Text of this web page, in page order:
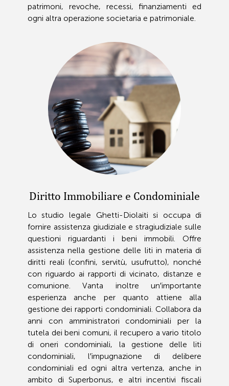
patrimoni, revoche, recessi, finanziamenti ed
ogni altra operazione societaria e patrimoniale.
Diritto Immobiliare e Condominiale
Lo studio legale Ghetti-Diolaiti si occupa di
fornire assistenza giudiziale e stragiudiziale sulle
questioni riguardanti i beni immobili. Offre
assistenza nella gestione delle liti in materia di
diritti reali (confini, servitù, usufrutto), nonché
con riguardo ai rapporti di vicinato, distanze e
comunione. Vanta inoltre un′importante
esperienza anche per quanto attiene alla
gestione dei rapporti condominiali. Collabora da
anni con amministratori condominiali per la
tutela dei beni comuni, il recupero a vario titolo
di oneri condominiali, la gestione delle liti
condominiali, l′impugnazione di delibere
condominiali ed ogni altra vertenza, anche in
ambito di Superbonus, e altri incentivi fiscali